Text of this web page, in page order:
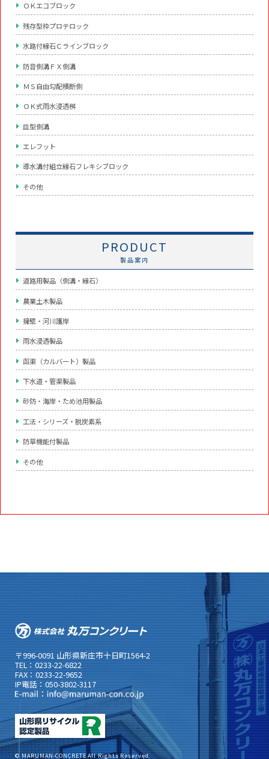
ＯＫエコブロック
残存型枠プロテロック
水路付縁石Ｃラインブロック
防音側溝ＦＸ側溝
ＭＳ自由勾配横断側
ＯＫ式雨水浸透桝
皿型側溝
エレフット
導水溝付組立縁石フレキシブロック
その他
PRODUCT
製品案内
道路用製品（側溝・縁石）
農業土木製品
擁壁・河川護岸
雨水浸透製品
函渠（カルバート）製品
下水道・管渠製品
砂防・海岸・ため池用製品
工法・シリーズ・脱炭素系
防草機能付製品
その他
〒996-0091 山形県新庄市十日町1564-2
TEL：0233-22-6822
FAX：0233-22-9652
IP電話：050-3802-3117
© MARUMAN-CONCRETE All Rights Reserved.